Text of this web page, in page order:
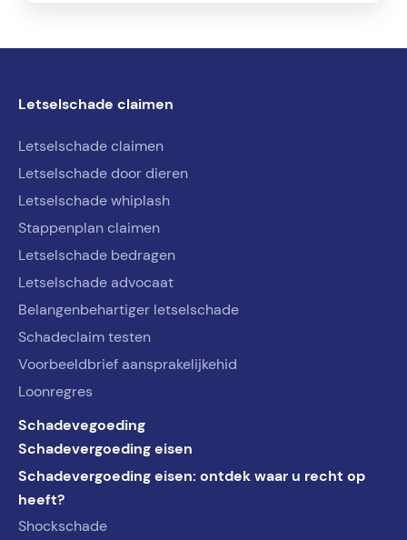
Letselschade claimen
Letselschade claimen
Letselschade door dieren
Letselschade whiplash
Stappenplan claimen
Letselschade bedragen
Letselschade advocaat
Belangenbehartiger letselschade
Schadeclaim testen
Voorbeeldbrief aansprakelijkehid
Loonregres
Schadevegoeding
Schadevergoeding eisen
Schadevergoeding eisen: ontdek waar u recht op
heeft?
Shockschade